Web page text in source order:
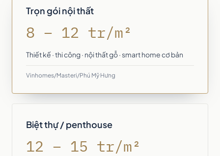
Trọn gói nội thất
8 – 12 tr/m²
Thiết kế · thi công · nội thất gỗ · smart home cơ bản
Vinhomes/Masteri/Phú Mỹ Hưng
Biệt thự / penthouse
12 – 15 tr/m²